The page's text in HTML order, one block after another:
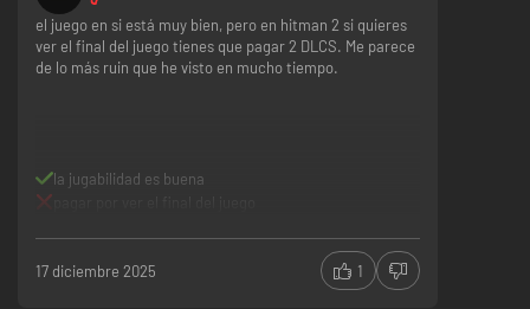
el juego en si está muy bien, pero en hitman 2 si quieres
ver el final del juego tienes que pagar 2 DLCS. Me parece
de lo más ruin que he visto en mucho tiempo.
la jugabilidad es buena
17 diciembre 2025 1